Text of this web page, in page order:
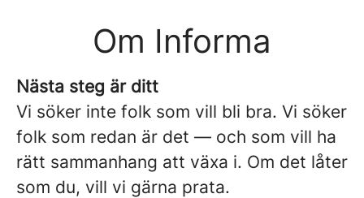
Om Informa
Nästa steg är ditt
Vi söker inte folk som vill bli bra. Vi söker
folk som redan är det — och som vill ha
rätt sammanhang att växa i. Om det låter
som du, vill vi gärna prata.